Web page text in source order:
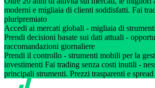
moderni e migliaia di clienti soddisfatti. Fai
pluripremiato
Accedi ai mercati globali - migliaia di
Prendi decisioni basate sui dati attuali -
raccomandazioni giornaliere
Prendi il controllo - strumenti mobili per la
investimenti Fai trading senza costi inutili -
principali strumenti. Prezzi trasparenti e